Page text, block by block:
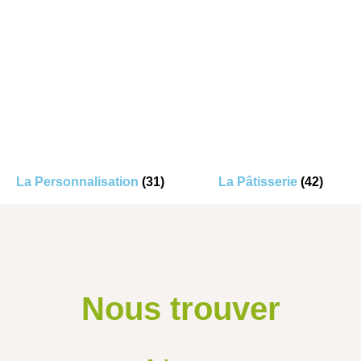
La Personnalisation (31) La Pâtisserie (42)
Nous trouver